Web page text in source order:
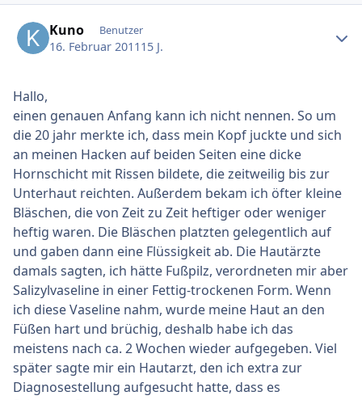
Kuno Benutzer
16. Februar 2011 15 J.
Hallo,
einen genauen Anfang kann ich nicht nennen. So um
die 20 jahr merkte ich, dass mein Kopf juckte und sich
an meinen Hacken auf beiden Seiten eine dicke
Hornschicht mit Rissen bildete, die zeitweilig bis zur
Unterhaut reichten. Außerdem bekam ich öfter kleine
Bläschen, die von Zeit zu Zeit heftiger oder weniger
heftig waren. Die Bläschen platzten gelegentlich auf
und gaben dann eine Flüssigkeit ab. Die Hautärzte
damals sagten, ich hätte Fußpilz, verordneten mir aber
Salizylvaseline in einer Fettig-trockenen Form. Wenn
ich diese Vaseline nahm, wurde meine Haut an den
Füßen hart und brüchig, deshalb habe ich das
meistens nach ca. 2 Wochen wieder aufgegeben. Viel
später sagte mir ein Hautarzt, den ich extra zur
Diagnosestellung aufgesucht hatte, dass es